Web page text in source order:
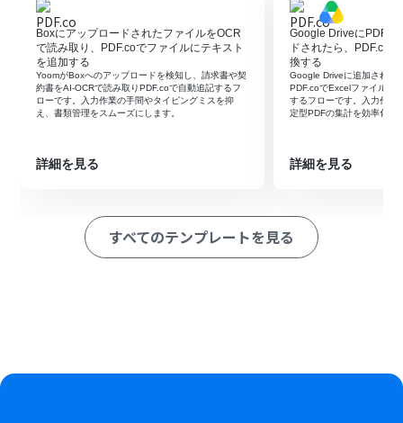
作成された時のみ進行するように分岐させます。
次に、オペレーションでOneDriveの「ファイルをダウン
ロードする」アクションを設定し、トリガーをきっかけに
検知したファイルを取得します。
続いて、PDF.coの「ファイルをアップロードする」アク
ションで、ダウンロードしたファイルをアップロードしま
す。
ードする」 アクションを設定し、ファイルを圧縮してダ
ウンロードします。
※「トリガー」：フロー起動のきっかけとなるアクション、「オ
ペレーション」：トリガー起動後、フロー内で処理を行うアク
PDF.coでは、圧縮の条件や出力ファイル名などを自由に
BoxにアップロードされたファイルをOCR
で読み取り、PDF.coでファイルにテキスト
を追加する
YoomがBoxへのアップロードを検知し、請求書や契
約書をAI-OCRで読み取りPDF.coで自動追記するフ
ローです。入力作業の手間やタイピングミスを抑
え、書類管理をスムーズにします。
詳細を見る
Google DriveにPDFフ
ドされたら、PDF.co
換する
Google Driveに追加された
PDF.coでExcelファイルへ
するフローです。入力作業
定型PDFの集計を効率化で
詳細を見る
すべてのテンプレートを見る